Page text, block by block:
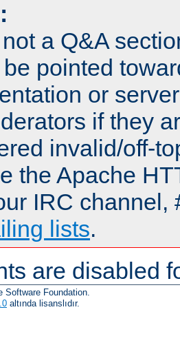
a Q&A
pointed
or
if they
invalid/off-
the Apache
IRC channel,
lists.
are disabled
Software Foundation.
altında lisanslıdır.